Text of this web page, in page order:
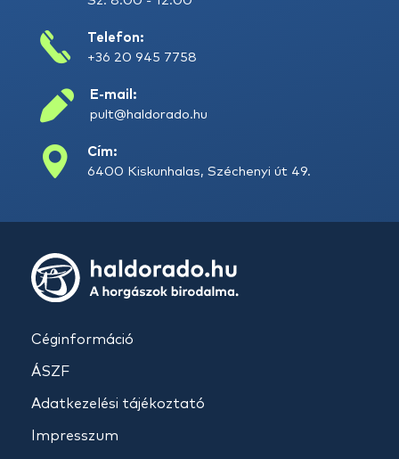
Telefon:
+36 20 945 7758
E-mail:
pult@haldorado.hu
Cím:
6400 Kiskunhalas, Széchenyi út 49.
Céginformáció
ÁSZF
Adatkezelési tájékoztató
Impresszum